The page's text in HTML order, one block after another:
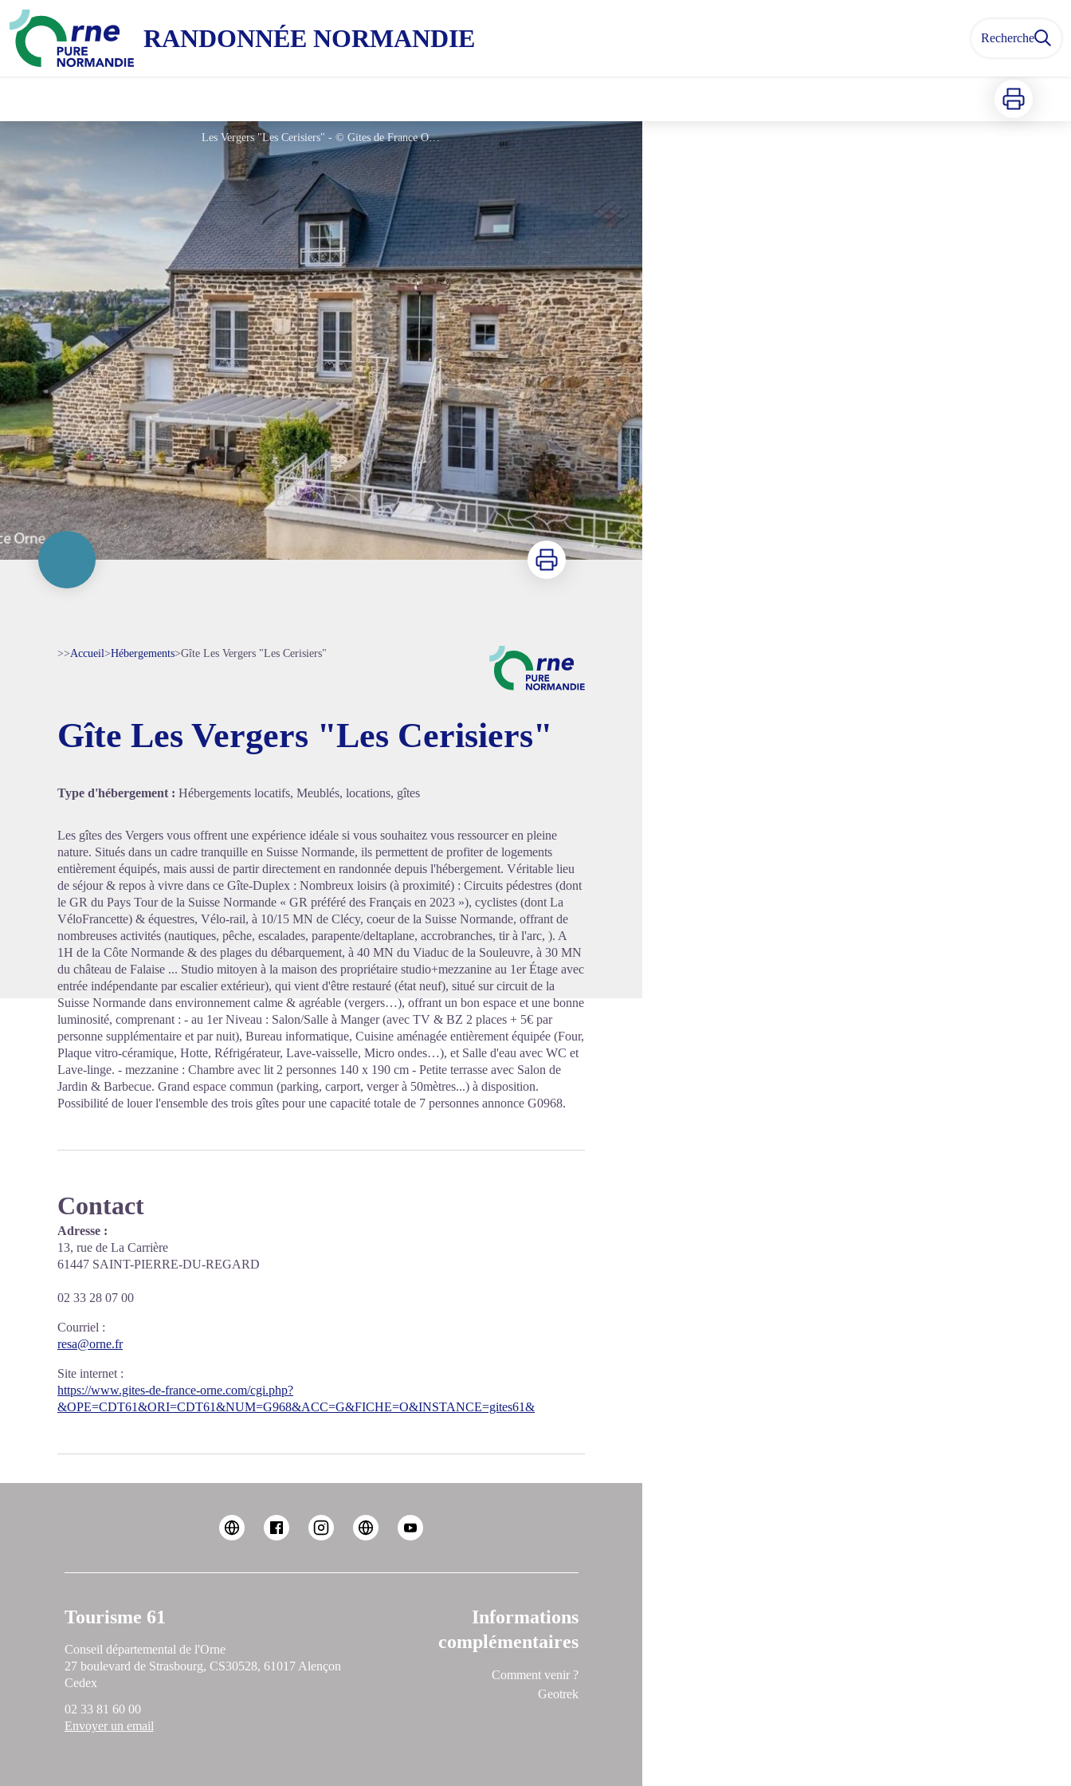
RANDONNÉE NORMANDIE Recherche
Imprimer
Les Vergers "Les Cerisiers" - © Gites de France Orne
Voir l'image en plein écran
Imprimer
>>Accueil>Hébergements>Gîte Les Vergers "Les Cerisiers"
Gîte Les Vergers "Les Cerisiers"
Type d'hébergement : Hébergements locatifs, Meublés, locations, gîtes
Les gîtes des Vergers vous offrent une expérience idéale si vous souhaitez vous ressourcer en pleine
nature. Situés dans un cadre tranquille en Suisse Normande, ils permettent de profiter de logements
entièrement équipés, mais aussi de partir directement en randonnée depuis l'hébergement. Véritable lieu
de séjour & repos à vivre dans ce Gîte-Duplex : Nombreux loisirs (à proximité) : Circuits pédestres (dont
le GR du Pays Tour de la Suisse Normande « GR préféré des Français en 2023 »), cyclistes (dont La
VéloFrancette) & équestres, Vélo-rail, à 10/15 MN de Clécy, coeur de la Suisse Normande, offrant de
nombreuses activités (nautiques, pêche, escalades, parapente/deltaplane, accrobranches, tir à l'arc, ). A
1H de la Côte Normande & des plages du débarquement, à 40 MN du Viaduc de la Souleuvre, à 30 MN
du château de Falaise ... Studio mitoyen à la maison des propriétaire studio+mezzanine au 1er Étage avec
entrée indépendante par escalier extérieur), qui vient d'être restauré (état neuf), situé sur circuit de la
Suisse Normande dans environnement calme & agréable (vergers…), offrant un bon espace et une bonne
luminosité, comprenant : - au 1er Niveau : Salon/Salle à Manger (avec TV & BZ 2 places + 5€ par
personne supplémentaire et par nuit), Bureau informatique, Cuisine aménagée entièrement équipée (Four,
Plaque vitro-céramique, Hotte, Réfrigérateur, Lave-vaisselle, Micro ondes…), et Salle d'eau avec WC et
Lave-linge. - mezzanine : Chambre avec lit 2 personnes 140 x 190 cm - Petite terrasse avec Salon de
Jardin & Barbecue. Grand espace commun (parking, carport, verger à 50mètres...) à disposition.
Possibilité de louer l'ensemble des trois gîtes pour une capacité totale de 7 personnes annonce G0968.
Contact
Adresse :
13, rue de La Carrière
61447 SAINT-PIERRE-DU-REGARD
02 33 28 07 00
Courriel :
resa@orne.fr
Site internet :
https://www.gites-de-france-orne.com/cgi.php?
&OPE=CDT61&ORI=CDT61&NUM=G968&ACC=G&FICHE=O&INSTANCE=gites61&
Tourisme 61
Conseil départemental de l'Orne
27 boulevard de Strasbourg, CS30528, 61017 Alençon
Cedex
02 33 81 60 00
Envoyer un email
Informations
complémentaires
Comment venir ?
Geotrek